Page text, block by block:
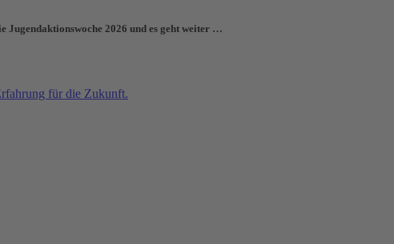
Jugendaktionswoche 2026 und es geht weiter …